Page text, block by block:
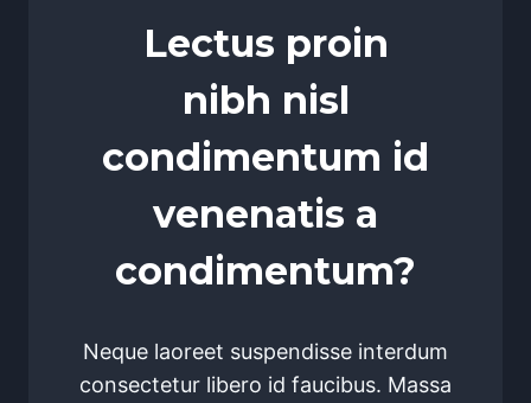
Lectus proin
nibh nisl
condimentum id
venenatis a
condimentum?
Neque laoreet suspendisse interdum
consectetur libero id faucibus. Massa